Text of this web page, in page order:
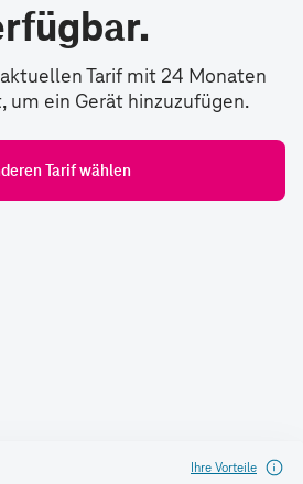
Tarif mit 24 Monaten
um ein Gerät hinzuzufügen.
Tarif wählen
Ihre Vorteile